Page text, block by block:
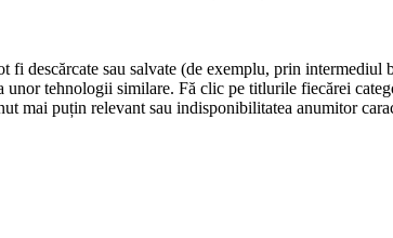
descărcate sau salvate (de exemplu, prin
tehnologii similare. Fă clic pe titlurile fiecărei
mai puțin relevant sau indisponibilitatea anumitor